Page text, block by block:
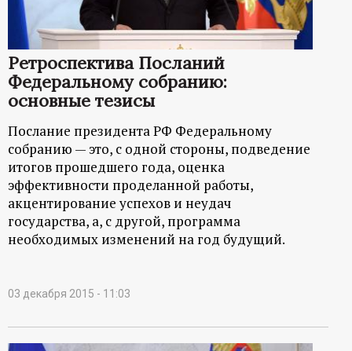
Ретроспектива Посланий
Федеральному собранию:
основные тезисы
Послание президента РФ Федеральному
собранию — это, с одной стороны, подведение
итогов прошедшего года, оценка
эффективности проделанной работы,
акцентирование успехов и неудач
государства, а, с другой, программа
необходимых изменений на год будущий.
03 декабря 2015 - 11:03